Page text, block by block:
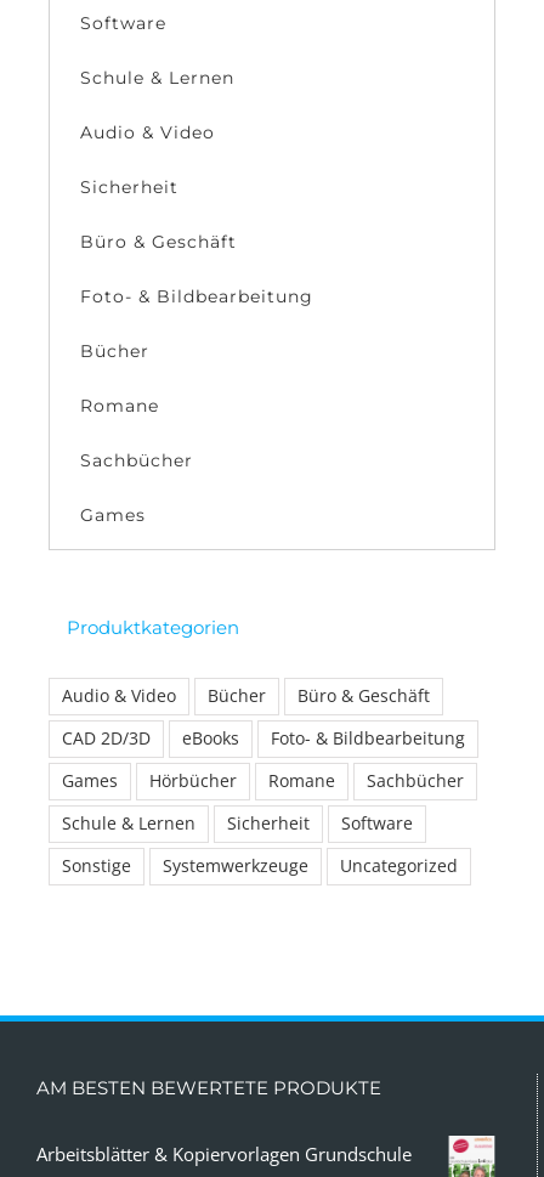
Software
Schule & Lernen
Audio & Video
Sicherheit
Büro & Geschäft
Foto- & Bildbearbeitung
Bücher
Romane
Sachbücher
Games
Produktkategorien
Audio & Video Bücher
Büro & Geschäft
CAD 2D/3D
eBooks
Foto- & Bildbearbeitung
Games
Hörbücher Romane
Sachbücher
Schule & Lernen
Sicherheit
Software
Sonstige
Systemwerkzeuge Uncategorized
AM BESTEN BEWERTETE PRODUKTE
Arbeitsblätter & Kopiervorlagen Grundschule